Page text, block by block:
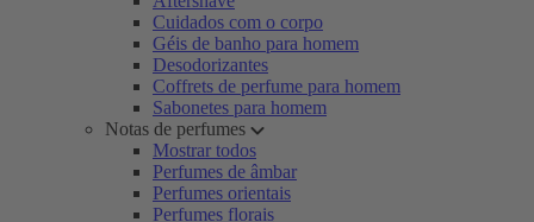
Cuidados com o corpo
Géis de banho para homem
Desodorizantes
Coffrets de perfume para homem
Sabonetes para homem
Notas de perfumes
Mostrar todos
Perfumes de âmbar
Perfumes orientais
Perfumes florais